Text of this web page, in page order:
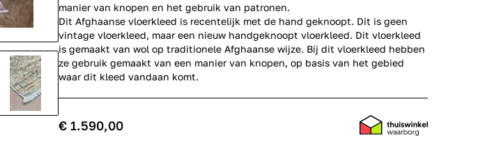
manier van knopen en het gebruik van patronen.
Dit Afghaanse vloerkleed is recentelijk met de hand geknoopt. Dit is geen
vintage vloerkleed, maar een nieuw handgeknoopt vloerkleed. Dit vloerkleed
is gemaakt van wol op traditionele Afghaanse wijze. Bij dit vloerkleed hebben
ze gebruik gemaakt van een manier van knopen, op basis van het gebied
waar dit kleed vandaan komt.
€ 1.590,00